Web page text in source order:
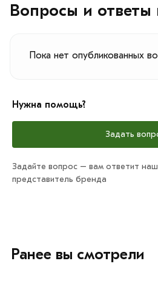
Вопросы и ответы
Пока нет опубликованных
Нужна помощь?
Задать
Задайте вопрос – вам ответит наш
представитель бренда
Ранее вы смотрели